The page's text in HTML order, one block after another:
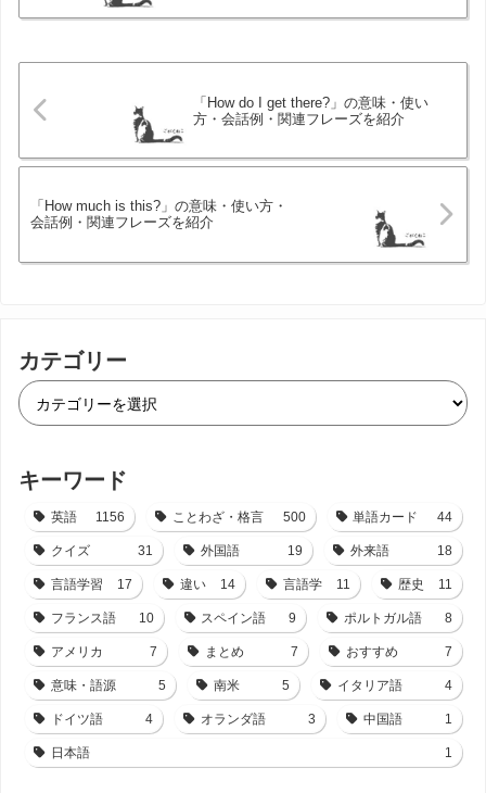
「How do I get there?」の意味・使い
方・会話例・関連フレーズを紹介
「How much is this?」の意味・使い方・
会話例・関連フレーズを紹介
カテゴリー
キーワード
英語 1156 ことわざ・格言 500 単語カード 44
クイズ 31 外国語 19 外来語 18
言語学習 17 違い 14 言語学 11 歴史 11
フランス語 10 スペイン語 9 ポルトガル語 8
アメリカ 7 まとめ 7 おすすめ 7
意味・語源 5 南米 5 イタリア語 4
ドイツ語 4 オランダ語 3 中国語 1
日本語 1